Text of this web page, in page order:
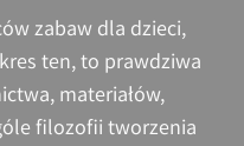
zabaw dla dzieci,
ten, to prawdziwa
materiałów,
filozofii tworzenia